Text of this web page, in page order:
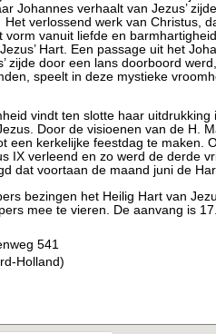
Johannes verhaalt van Jezus’
verlossend werk van Christus,
vorm vanuit liefde en
Hart. Een passage uit het
zijde door een lans doorboord
speelt in deze mystieke
vindt ten slotte haar
Door de visioenen van de H.
een kerkelijke feestdag te maken.
IX verleend en zo werd de derde
dat voortaan de maand juni de
bezingen het Heilig Hart van
mee te vieren. De aanvang is
541
Holland)